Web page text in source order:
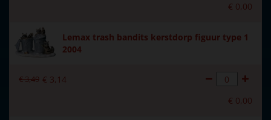
€ 0,00
Lemax trash bandits kerstdorp figuur type 1
2004
€3,49 € 3, 14
€ 0,00